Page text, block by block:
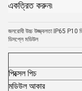
একত্রিত করুন৷
জলরোধী উচ্চ উজ্জ্বলতা IP65
ডিসপ্লে মডিউল
পিক্সেল পিচ
মডিউল আকার